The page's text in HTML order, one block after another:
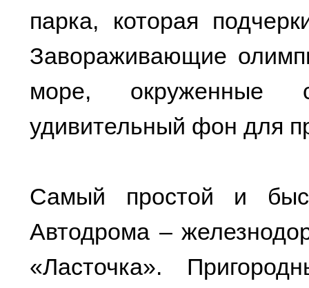
парка, которая
Завораживающие
море, окруженные
удивительный фон для
Самый простой и
Автодрома –
«Ласточка».